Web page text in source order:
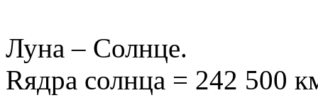
Луна – Солнце.
Rядра солнца = 242 500